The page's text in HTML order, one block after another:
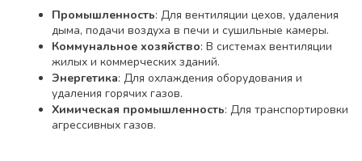
Промышленность: Для вентиляции цехов, удаления
дыма, подачи воздуха в печи и сушильные камеры.
Коммунальное хозяйство: В системах вентиляции
жилых и коммерческих зданий.
Энергетика: Для охлаждения оборудования и
удаления горячих газов.
Химическая промышленность: Для транспортировки
агрессивных газов.